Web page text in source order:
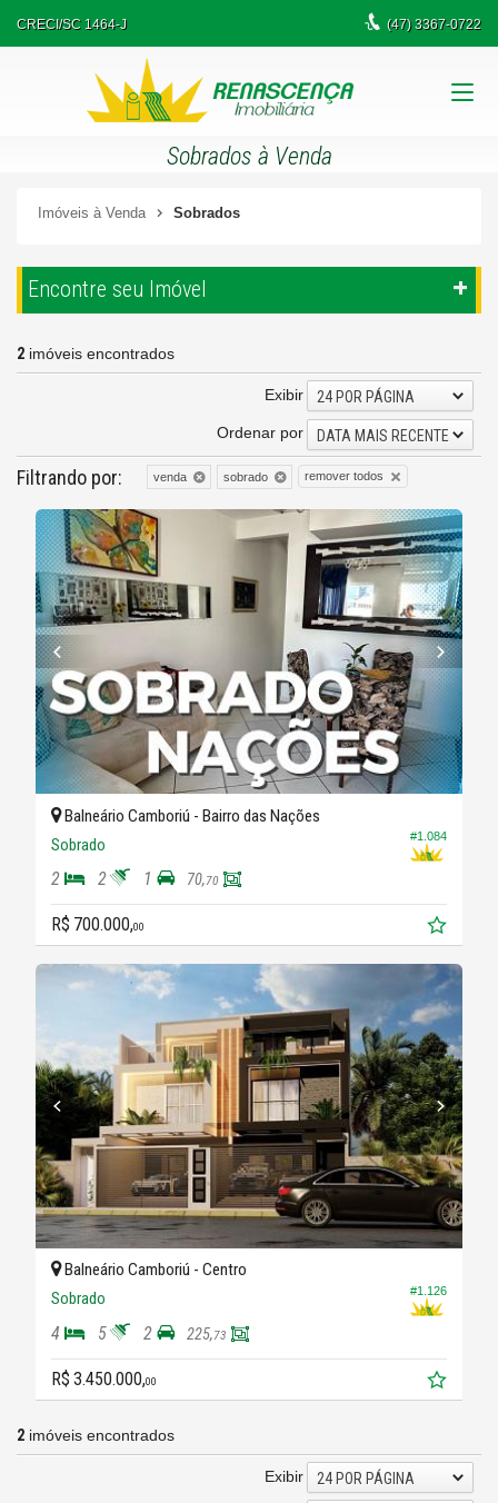
CRECI/SC 1464-J (47)3367-0722
Sobrados à Venda
Imóveis à Venda Sobrados
Encontre seu Imóvel
2 imóveis encontrados
Exibir
24 POR PÁGINA
Ordenar por
DATA MAIS RECENTE
Filtrando por: venda sobrado remover todos
#1.084
Balneário Camboriú - Bairro das Nações
Sobrado
2 2 1 70,70
R$ 700.000,00
#1.126
Balneário Camboriú - Centro
Sobrado
4 5 2 225,73
R$ 3.450.000,00
2 imóveis encontrados
Exibir
24 POR PÁGINA